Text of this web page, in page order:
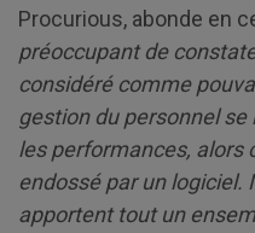
Procurious, abonde en
préoccupant de
considéré comme
gestion du personnel
les performances, alors
endossé par un logiciel.
apportent tout un